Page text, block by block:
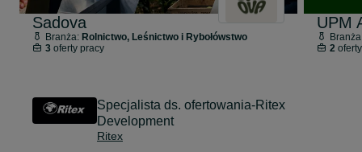
Sadova
Branża: Rolnictwo, Leśnictwo i Rybołówstwo
3oferty pracy
2
Specjalista ds. ofertowania-Ritex
Development
Ritex